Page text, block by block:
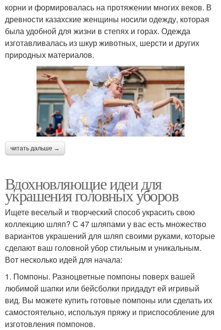
корни и формировалась на протяжении многих веков. В
древности казахские женщины носили одежду, которая
была удобной для жизни в степях и горах. Одежда
изготавливалась из шкур животных, шерсти и других
природных материалов.
читать дальше →
Вдохновляющие идеи для
украшения головных уборов
Ищете веселый и творческий способ украсить свою
коллекцию шляп? С 47 шляпами у вас есть множество
вариантов украшений для шляп своими руками, которые
сделают ваш головной убор стильным и уникальным.
Вот несколько идей для начала:
1. Помпоны. Разноцветные помпоны поверх вашей
любимой шапки или бейсболки придадут ей игривый
вид. Вы можете купить готовые помпоны или сделать их
самостоятельно, используя пряжу и приспособление для
изготовления помпонов.